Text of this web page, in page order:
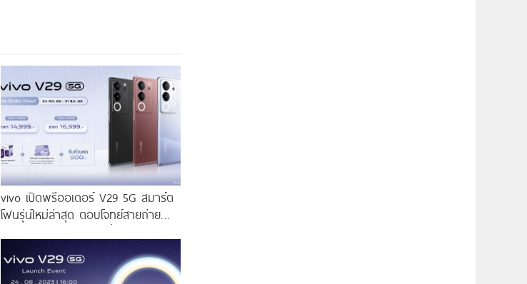
vivo เปิดพรีออเดอร์ V29 5G สมาร์ต
โฟนรุ่นใหม่ล่าสุด ตอบโจทย์สายถ่าย
14,999 บาท จัดเต็มกับโปรโมชันพิเศษ
ก่อนใคร